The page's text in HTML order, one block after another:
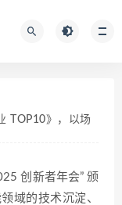
TOP10》，以场
创新者年会” 颁
域的技术沉淀、